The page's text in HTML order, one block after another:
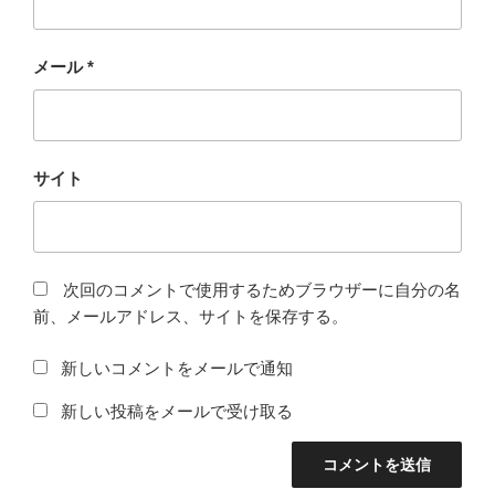
メール*
サイト
次回のコメントで使用するためブラウザーに自分の名
前、メールアドレス、サイトを保存する。
新しいコメントをメールで通知
新しい投稿をメールで受け取る